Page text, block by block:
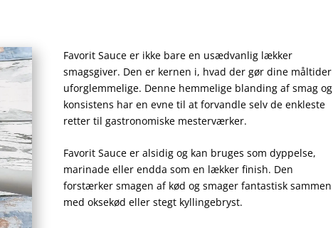
Favorit Sauce er ikke bare en usædvanlig lækker
smagsgiver. Den er kernen i, hvad der gør dine måltider
uforglemmelige. Denne hemmelige blanding af smag og
konsistens har en evne til at forvandle selv de enkleste
retter til gastronomiske mesterværker.
Favorit Sauce er alsidig og kan bruges som dyppelse,
marinade eller endda som en lækker finish. Den
forstærker smagen af kød og smager fantastisk sammen
med oksekød eller stegt kyllingebryst.